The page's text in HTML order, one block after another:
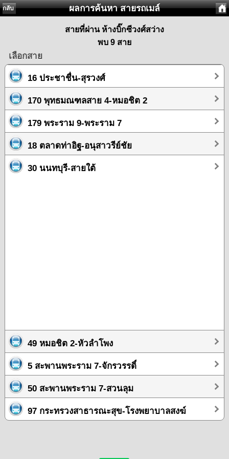
กลับ ผลการค้นหา สายรถเมล์
สายที่ผ่าน ห้างบิ๊กซีวงศ์สว่าง
พบ 9 สาย
เลือกสาย
16 ประชาชื่น-สุรวงศ์
170 พุทธมณฑลสาย 4-หมอชิต 2
179 พระราม 9-พระราม 7
18 ตลาดท่าอิฐ-อนุสาวรีย์ชัย
30 นนทบุรี-สายใต้
49 หมอชิต 2-หัวลำโพง
5 สะพานพระราม 7-จักรวรรดิ์
50 สะพานพระราม 7-สวนลุม
97 กระทรวงสาธารณะสุข-โรงพยาบาลสงฆ์